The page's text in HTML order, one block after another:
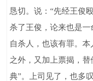
恳切。说：“先经王俊
杀了王俊，论来也是
自杀人，也该有罪。
之外，又加上票揭，
典”。上司见了，也多